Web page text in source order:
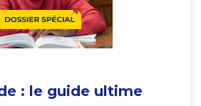
: le guide ultime